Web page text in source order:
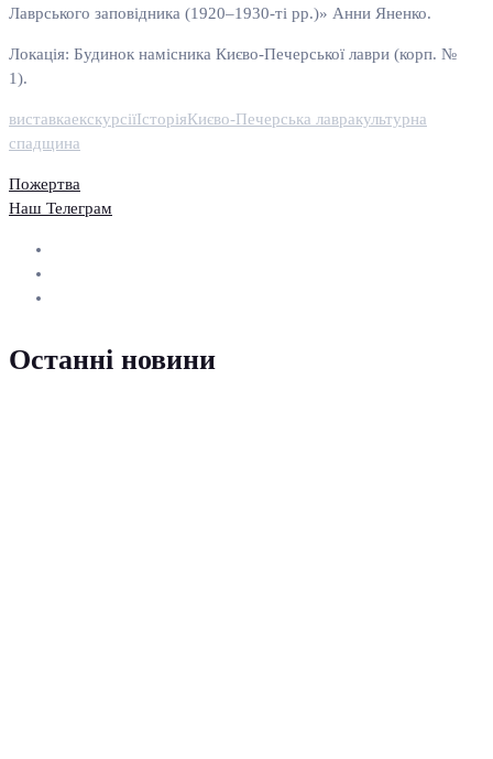
Лаврського заповідника (1920–1930-ті рр.)» Анни Яненко.
Локація: Будинок намісника Києво-Печерської лаври (корп. №
1).
виставкаекскурсіїІсторіяКиєво-Печерська лавракультурна
спадщина
Пожертва
Наш Телеграм
Останні новини